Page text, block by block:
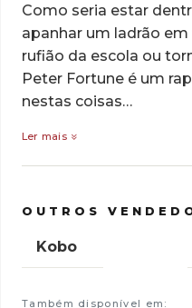
Como seria estar
apanhar um ladrão
rufião da escola ou
Peter Fortune é um
nestas coisas…
Ler mais
OUTROS
Kobo
Também disponível em: